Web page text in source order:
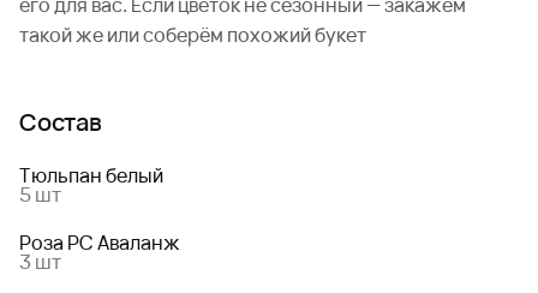
такой же или соберём похожий букет
Состав
Тюльпан белый
5 шт
Роза РС Аваланж
3 шт